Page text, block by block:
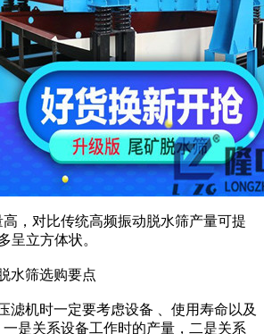
，对比传统高频振动脱水筛产量可提
呈立方体状。
水筛选购要点
滤机时一定要考虑设备 、使用寿命以及
是关系设备工作时的产量，二是关系